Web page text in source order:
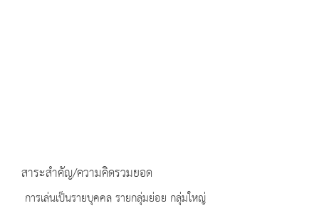
สาระสำคัญ/ความคิดรวมยอด
การเล่นเป็นรายบุคคล รายกลุ่มย่อย กลุ่มใหญ่